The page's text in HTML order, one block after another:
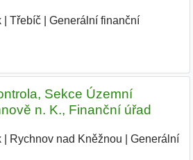
Třebíč
Generální finanční
Sekce Územní
n. K., Finanční úřad
Rychnov nad Kněžnou
Generální